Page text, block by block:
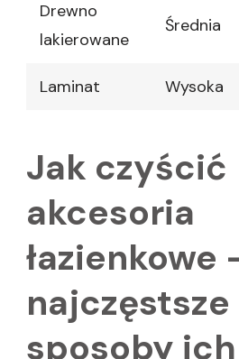
Drewno
lakierowane
Średnia
Laminat Wysoka
Jak czyścić
akcesoria
łazienkowe
najczęstsze
sposoby ich